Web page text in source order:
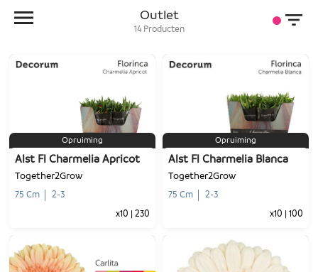
Outlet
14 Producten
Opruiming
Alst Fl Charmelia Apricot
Together2Grow
75 Cm 2-3
x10 230
Opruiming
Alst Fl Charmelia Blanca
Together2Grow
75 Cm 2-3
x10 100